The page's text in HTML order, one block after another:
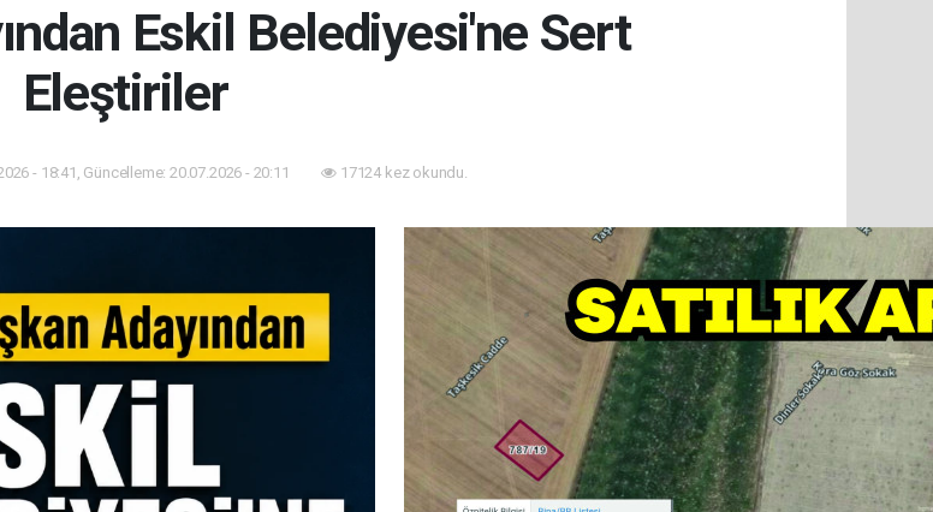
Eskil Belediyesi'ne Sert
Eleştiriler
- 18:41, Güncelleme: 20.07.2026 - 20:11 17124 kez okundu.